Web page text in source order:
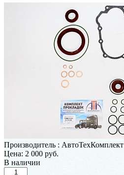
Производитель : АвтоТехКомплект
Цена: 2 000 руб.
В наличии